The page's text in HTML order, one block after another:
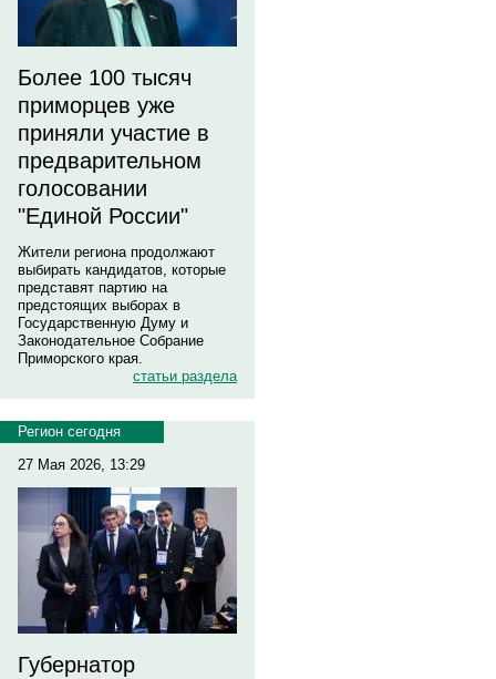
Более 100 тысяч
приморцев уже
приняли участие в
предварительном
голосовании
"Единой России"
Жители региона продолжают
выбирать кандидатов, которые
представят партию на
предстоящих выборах в
Государственную Думу и
Законодательное Собрание
Приморского края.
статьи раздела
Регион сегодня
27 Мая 2026, 13:29
Губернатор